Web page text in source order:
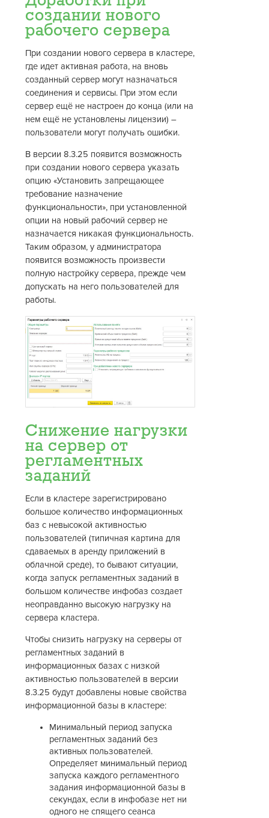
создании нового
рабочего сервера
При создании нового сервера в кластере,
где идет активная работа, на вновь
созданный сервер могут назначаться
соединения и сервисы. При этом если
сервер ещё не настроен до конца (или на
нем ещё не установлены лицензии) –
пользователи могут получать ошибки.
В версии 8.3.25 появится возможность
при создании нового сервера указать
опцию «Установить запрещающее
требование назначение
функциональности», при установленной
опции на новый рабочий сервер не
назначается никакая функциональность.
Таким образом, у администратора
появится возможность произвести
полную настройку сервера, прежде чем
допускать на него пользователей для
работы.
Снижение нагрузки
на сервер от
регламентных
заданий
Если в кластере зарегистрировано
большое количество информационных
баз с невысокой активностью
пользователей (типичная картина для
сдаваемых в аренду приложений в
облачной среде), то бывают ситуации,
когда запуск регламентных заданий в
большом количестве инфобаз создает
неоправданно высокую нагрузку на
сервера кластера.
Чтобы снизить нагрузку на серверы от
регламентных заданий в
информационных базах с низкой
активностью пользователей в версии
8.3.25 будут добавлены новые свойства
информационной базы в кластере:
Минимальный период запуска
регламентных заданий без
активных пользователей.
Определяет минимальный период
запуска каждого регламентного
задания информационной базы в
секундах, если в инфобазе нет ни
одного не спящего сеанса